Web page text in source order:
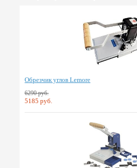
Обрезчик углов Lemore
6290 руб.
5185 руб.